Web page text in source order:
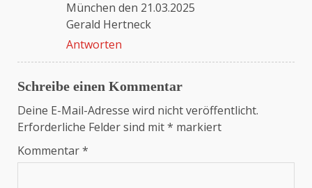
München den 21.03.2025
Gerald Hertneck
Antworten
Schreibe einen Kommentar
Deine E-Mail-Adresse wird nicht veröffentlicht.
Erforderliche Felder sind mit* markiert
Kommentar*